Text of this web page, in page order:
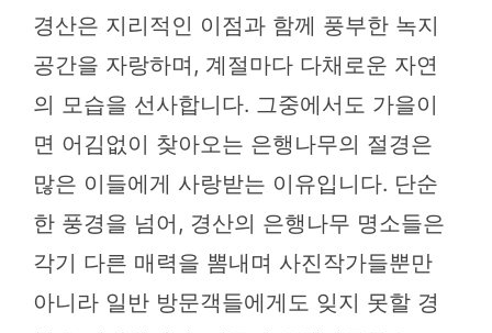
경산은 지리적인 이점과 함께 풍부한 녹지
공간을 자랑하며, 계절마다 다채로운 자연
의 모습을 선사합니다. 그중에서도 가을이
면 어김없이 찾아오는 은행나무의 절경은
많은 이들에게 사랑받는 이유입니다. 단순
한 풍경을 넘어, 경산의 은행나무 명소들은
각기 다른 매력을 뽐내며 사진작가들뿐만
아니라 일반 방문객들에게도 잊지 못할 경